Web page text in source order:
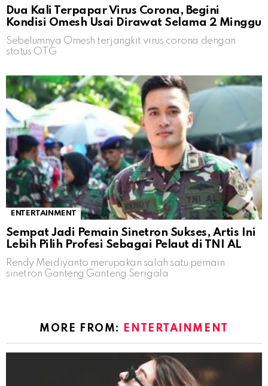
Dua Kali Terpapar Virus Corona, Begini
Kondisi Omesh Usai Dirawat Selama 2 Minggu
Sebelumnya Omesh terjangkit virus corona dengan
status OTG
ENTERTAINMENT
Sempat Jadi Pemain Sinetron Sukses, Artis Ini
Lebih Pilih Profesi Sebagai Pelaut di TNI AL
Rendy Meidiyanto merupakan salah satu pemain
sinetron Ganteng Ganteng Serigala
MORE FROM: ENTERTAINMENT